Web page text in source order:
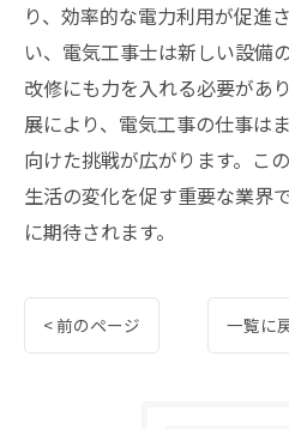
り、効率的な電力利用が促進
い、電気工事士は新しい設備
改修にも力を入れる必要があ
展により、電気工事の仕事は
向けた挑戦が広がります。こ
生活の変化を促す重要な業界
に期待されます。
< 前のページ 一覧に